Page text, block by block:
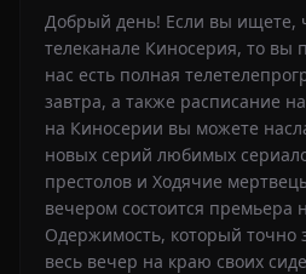
Добрый день! Если вы ищете,
телеканале Киносерия, то вы
нас есть полная
завтра, а также расписание
на Киносерии вы можете
новых серий любимых
престолов и Ходячие
вечером состоится премьера
Одержимость, который точно
весь вечер на краю своих